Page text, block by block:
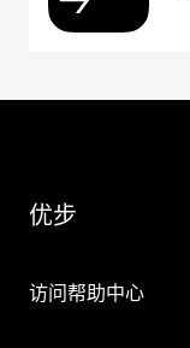
优步
访问帮助中心